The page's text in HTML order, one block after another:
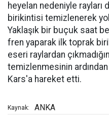
heyelan nedeniyle rayları
birikintisi temizlenerek yol
Yaklaşık bir buçuk saat
fren yaparak ilk toprak
eseri raylardan
temizlenmesinin
Kars'a hareket etti.
Kaynak: ANKA